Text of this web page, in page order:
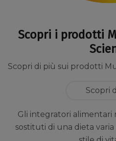
Scopri i prodotti
Scopri di più sui prodotti
Scopri
Gli integratori alimentari
sostituti di una dieta